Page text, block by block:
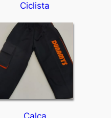
Ciclista